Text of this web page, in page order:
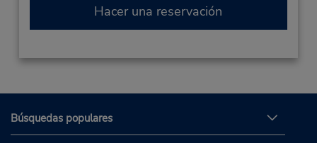
Hacer una reservación
Búsquedas populares